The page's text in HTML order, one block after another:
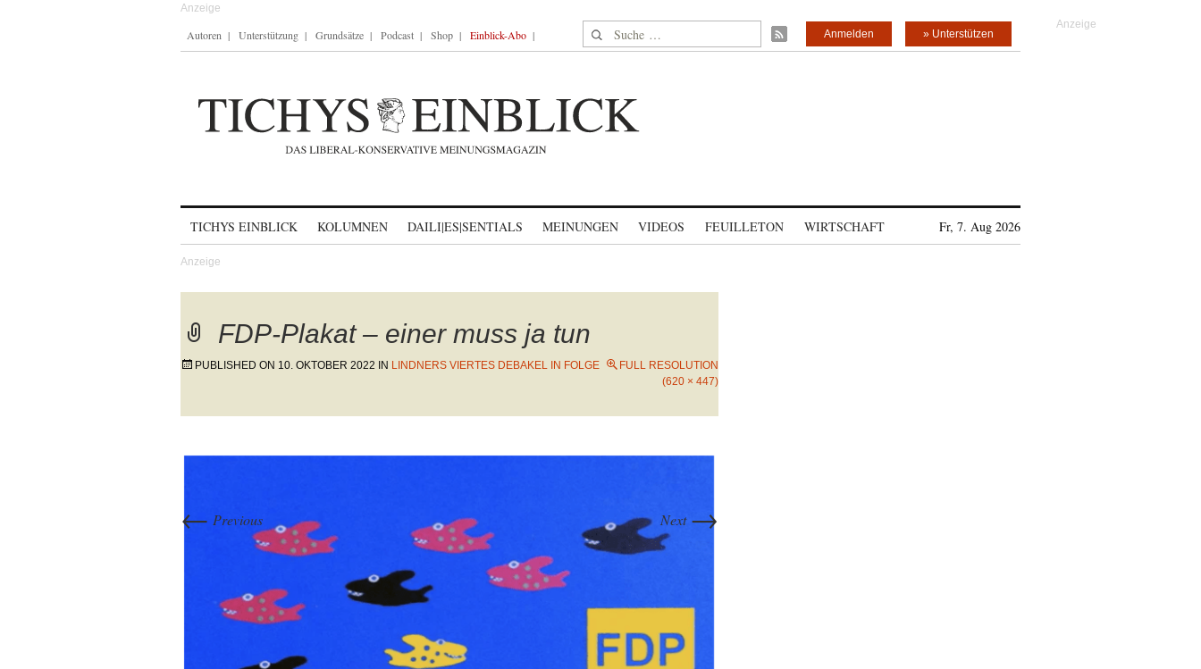
Autoren Unterstützung Grundsätze Podcast Shop Einblick-Abo Suche nach: » Unterstützen
Anmelden
TICHYS EINBLICK KOLUMNEN DAILI|ES|SENTIALS MEINUNGEN VIDEOS FEUILLETON WIRTSCHAFT Fr, 7. Aug 2026
FDP-Plakat – einer muss ja tun
PUBLISHED ON 10. OKTOBER 2022 IN LINDNERS VIERTES DEBAKEL IN FOLGE
FULL RESOLUTION
(620 × 447)
← Previous Next →